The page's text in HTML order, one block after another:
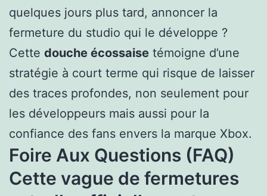
quelques jours plus tard, annoncer la
fermeture du studio qui le développe ?
Cette douche écossaise témoigne d’une
stratégie à court terme qui risque de laisser
des traces profondes, non seulement pour
les développeurs mais aussi pour la
confiance des fans envers la marque Xbox.
Foire Aux Questions (FAQ)
Cette vague de fermetures